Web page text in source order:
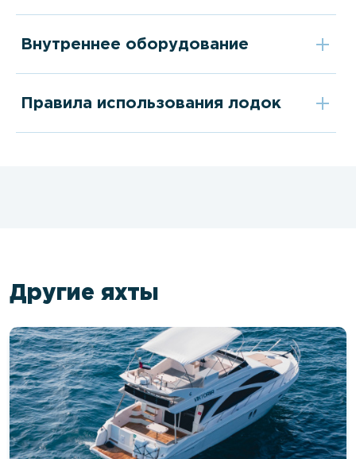
Внутреннее оборудование
Правила использования лодок
Другие яхты